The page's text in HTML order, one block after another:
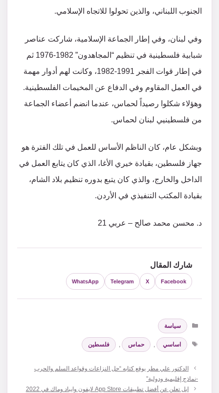
الجنوب اللبناني، والذين تحولوا للاتجاه الإسلامي.
وفي لبنان، وفي إطار الجماعة الإسلامية، شاركت عناصر
شبابية فلسطينية في تنظيم “المجاهدون” 1982-1976 ثم
في إطار قوات الفجر 1991-1982، وكانت لهم أدوار مهمة
في العمل المقاوم وفي الدفاع عن المخيمات الفلسطينية.
وهؤلاء شكلوا رصيداً لحماس، عندما انضم أعضاء الجماعة
من فلسطينيي لبنان لحماس.
وبشكل عام، كان الناظم الأساس للعمل في تلك الفترة هو
جهاز فلسطين، بقيادة خيري الأغا، الذي كان يتابع العمل في
الداخل والخارج، والذي كان يتبع بدوره تنظيم بلاد الشام،
بقيادة المكتب التنفيذي في الأردن.
د. محسن محمد صالح – عربي 21
شارك المقال
Facebook
X
Telegram
WhatsApp
التصنيفات
سياسة
الوسوم
اساسي , حماس , فلسطين
الدكتور علي مطر يوقع كتابه “حل النزاعات وقواعد السلم والحرب
-نماذج إقليمية ودولية”
ابل تعلن عن أفضل تطبيقات App Store لايفون وايباد وماك في 2022